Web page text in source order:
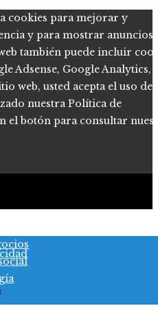
cookies para mejorar y
y para mostrar anuncios
también puede incluir
Adsense, Google Analytics,
web, usted acepta el uso de
nuestra Política de
el botón para consultar